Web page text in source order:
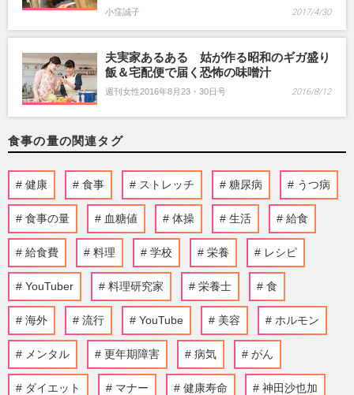
小窪誠子 2017/4/30
夫実家あるある 姑が作る昭和のギガ盛り
飯＆宅配便で届く恐怖の味噌汁
週刊女性2016年8月23・30日号 2016/8/12
食事の量の関連タグ
健康 食事 ストレッチ 糖尿病 うつ病
食事の量 血糖値 体操 生活 給食
給食費 料理 学校 栄養 レシピ
YouTuber 料理研究家 栄養士 食
海外 流行 YouTube 美容 ホルモン
メンタル 更年期障害 病気 がん
ダイエット マナー 健康寿命 神田沙也加